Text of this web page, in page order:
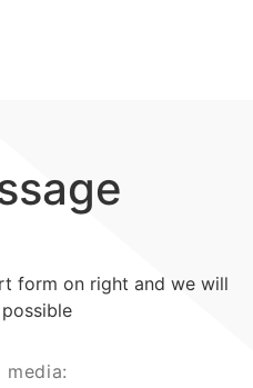
form on right and we will